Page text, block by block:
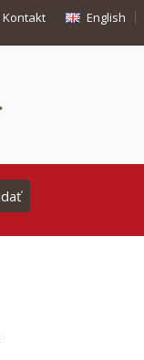
Kontakt English